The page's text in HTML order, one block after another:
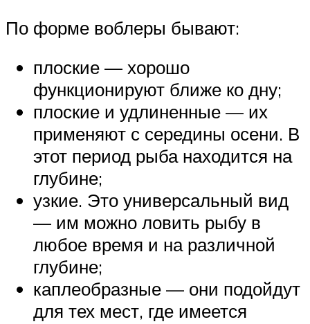
По форме воблеры бывают:
плоские — хорошо
функционируют ближе ко дну;
плоские и удлиненные — их
применяют с середины осени. В
этот период рыба находится на
глубине;
узкие. Это универсальный вид
— им можно ловить рыбу в
любое время и на различной
глубине;
каплеобразные — они подойдут
для тех мест, где имеется